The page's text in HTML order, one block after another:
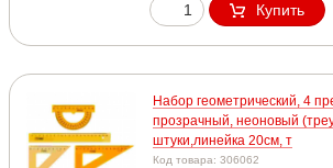
Купить
Набор геометрический, 4
прозрачный, неоновый
штуки,линейка 20см, т
Код товара: 306062